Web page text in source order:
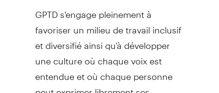
GPTD s'engage pleinement à
favoriser un milieu de travail inclusif
et diversifié ainsi qu'à développer
une culture où chaque voix est
entendue et où chaque personne
peut exprimer librement ses